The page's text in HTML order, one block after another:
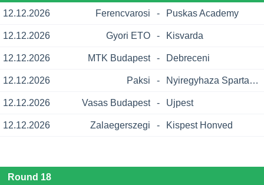
12.12.2026 Ferencvarosi - Puskas Academy
12.12.2026 Gyori ETO - Kisvarda
12.12.2026 MTK Budapest - Debreceni
12.12.2026 Paksi - Nyiregyhaza Spartacus
12.12.2026 Vasas Budapest - Ujpest
12.12.2026 Zalaegerszegi - Kispest Honved
Round 18